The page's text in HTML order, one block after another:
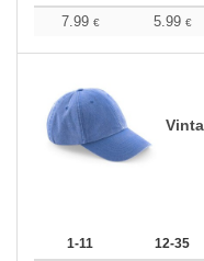
7.99 € 5.99 €
1-11 12-35